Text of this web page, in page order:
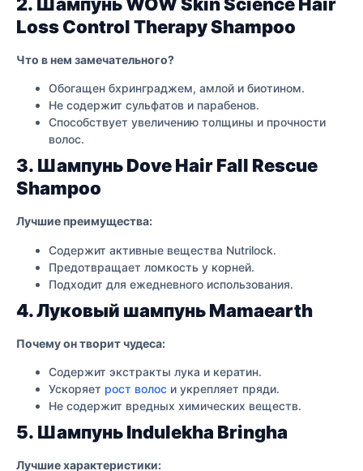
Loss Control Therapy Shampoo
Что в нем замечательного?
Обогащен бхринграджем, амлой и биотином.
Не содержит сульфатов и парабенов.
Способствует увеличению толщины и прочности
волос.
3. Шампунь Dove Hair Fall Rescue
Shampoo
Лучшие преимущества:
Содержит активные вещества Nutrilock.
Предотвращает ломкость у корней.
Подходит для ежедневного использования.
4. Луковый шампунь Mamaearth
Почему он творит чудеса:
Содержит экстракты лука и кератин.
Ускоряет рост волос и укрепляет пряди.
Не содержит вредных химических веществ.
5. Шампунь Indulekha Bringha
Лучшие характеристики: